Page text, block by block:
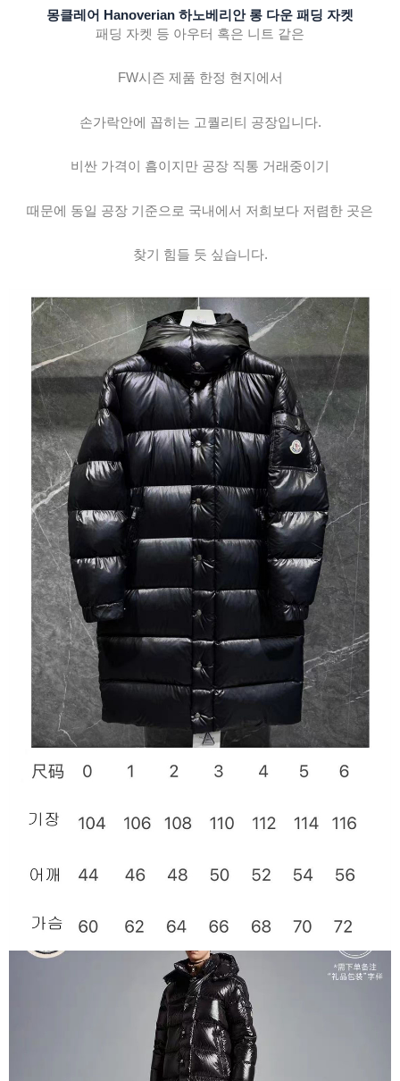
몽클레어 Hanoverian 하노베리안 롱 다운 패딩 자켓
패딩 자켓 등 아우터 혹은 니트 같은
FW시즌 제품 한정 현지에서
손가락안에 꼽히는 고퀄리티 공장입니다.
비싼 가격이 흠이지만 공장 직통 거래중이기
때문에 동일 공장 기준으로 국내에서 저희보다 저렴한 곳은
찾기 힘들 듯 싶습니다.